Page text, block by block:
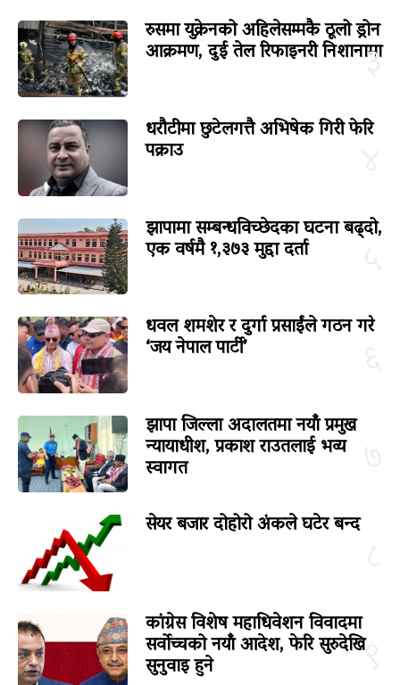
३
रुसमा युक्रेनको अहिलेसम्मकै ठूलो ड्रोन
आक्रमण, दुई तेल रिफाइनरी निशानामा
धरौटीमा छुटेलगत्तै अभिषेक गिरी फेरि
पक्राउ
झापामा सम्बन्धविच्छेदका घटना बढ्दो,
एक वर्षमै १,३७३ मुद्दा दर्ता
धवल शमशेर र दुर्गा प्रसाईंले गठन गरे
‘जय नेपाल पार्टी’
झापा जिल्ला अदालतमा नयाँ प्रमुख
न्यायाधीश, प्रकाश राउतलाई भव्य
स्वागत
सेयर बजार दोहोरो अंकले घटेर बन्द
९
कांग्रेस विशेष महाधिवेशन विवादमा
सर्वोच्चको नयाँ आदेश, फेरि सुरुदेखि
सुनुवाइ हुने